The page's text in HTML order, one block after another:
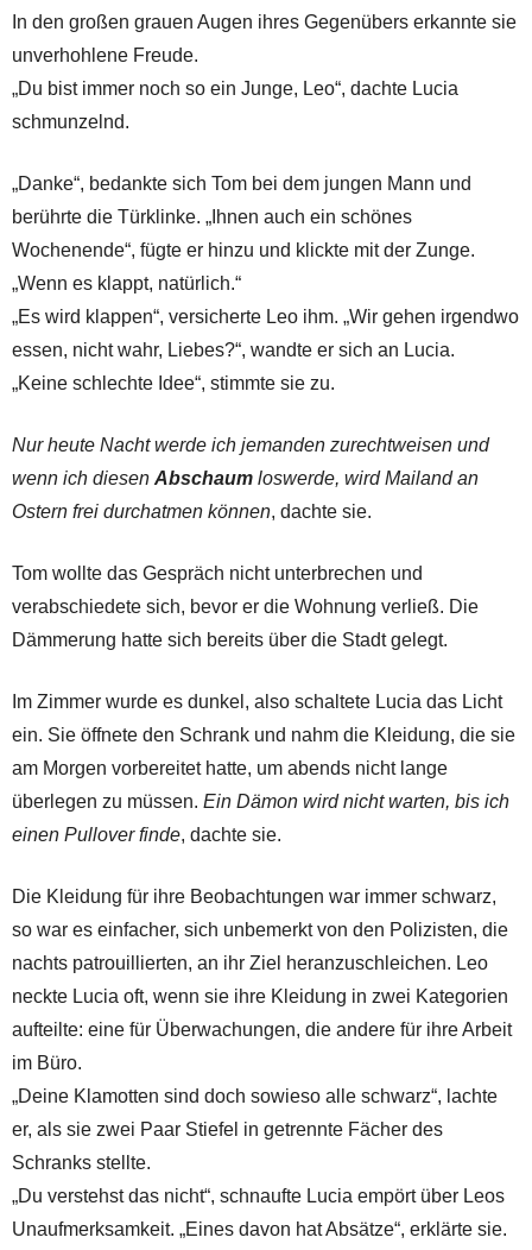
In den großen grauen Augen ihres Gegenübers erkannte sie
unverhohlene Freude.
„Du bist immer noch so ein Junge, Leo“, dachte Lucia
schmunzelnd.
„Danke“, bedankte sich Tom bei dem jungen Mann und
berührte die Türklinke. „Ihnen auch ein schönes
Wochenende“, fügte er hinzu und klickte mit der Zunge.
„Wenn es klappt, natürlich.“
„Es wird klappen“, versicherte Leo ihm. „Wir gehen irgendwo
essen, nicht wahr, Liebes?“, wandte er sich an Lucia.
„Keine schlechte Idee“, stimmte sie zu.
Nur heute Nacht werde ich jemanden zurechtweisen und
wenn ich diesen Abschaum loswerde, wird Mailand an
Ostern frei durchatmen können, dachte sie.
Tom wollte das Gespräch nicht unterbrechen und
verabschiedete sich, bevor er die Wohnung verließ. Die
Dämmerung hatte sich bereits über die Stadt gelegt.
Im Zimmer wurde es dunkel, also schaltete Lucia das Licht
ein. Sie öffnete den Schrank und nahm die Kleidung, die sie
am Morgen vorbereitet hatte, um abends nicht lange
überlegen zu müssen. Ein Dämon wird nicht warten, bis ich
einen Pullover finde, dachte sie.
Die Kleidung für ihre Beobachtungen war immer schwarz,
so war es einfacher, sich unbemerkt von den Polizisten, die
nachts patrouillierten, an ihr Ziel heranzuschleichen. Leo
neckte Lucia oft, wenn sie ihre Kleidung in zwei Kategorien
aufteilte: eine für Überwachungen, die andere für ihre Arbeit
im Büro.
„Deine Klamotten sind doch sowieso alle schwarz“, lachte
er, als sie zwei Paar Stiefel in getrennte Fächer des
Schranks stellte.
„Du verstehst das nicht“, schnaufte Lucia empört über Leos
Unaufmerksamkeit. „Eines davon hat Absätze“, erklärte sie.